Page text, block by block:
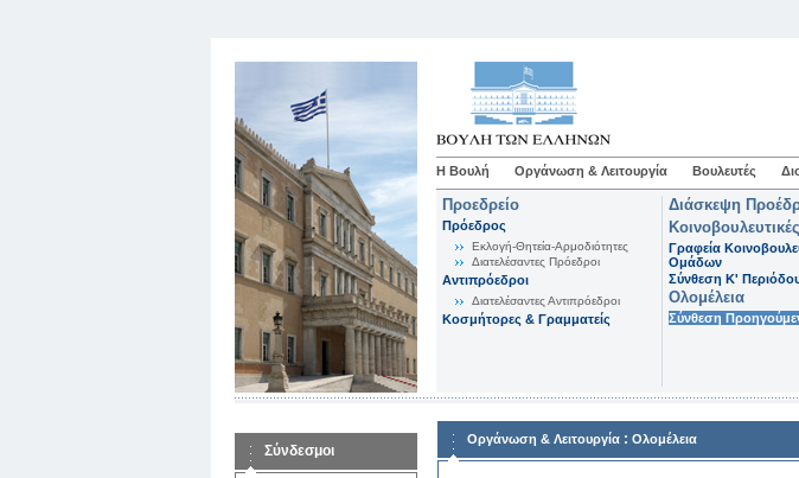
Η Βουλή Οργάνωση & Λειτουργία Βουλευτές
Προεδρείο
Πρόεδρος
Εκλογή-Θητεία-Αρμοδιότητες
Διατελέσαντες Πρόεδροι
Αντιπρόεδροι
Διατελέσαντες Αντιπρόεδροι
Κοσμήτορες & Γραμματείς
Διάσκεψη
Γραφεία
Ομάδων
Σύνθεση K'
Ολομέλεια
Σύνθεση
Σύνδεσμοι
Οργάνωση & Λειτουργία : Ολομέλεια